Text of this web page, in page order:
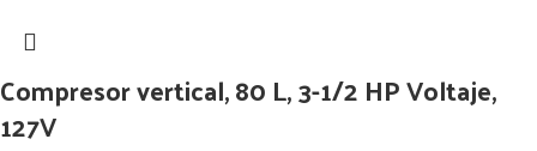
Compresor vertical, 80 L, 3-1/2 HP Voltaje,
127V